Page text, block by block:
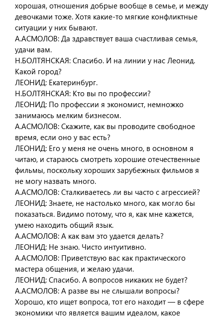
хорошая, отношения добрые вообще в семье, и между
девочками тоже. Хотя какие-то мягкие конфликтные
ситуации у них бывают.
А.АСМОЛОВ: Да здравствует ваша счастливая семья,
удачи вам.
Н.БОЛТЯНСКАЯ: Спасибо. И на линии у нас Леонид.
Какой город?
ЛЕОНИД: Екатеринбург.
Н.БОЛТЯНСКАЯ: Кто вы по профессии?
ЛЕОНИД: По профессии я экономист, немножко
занимаюсь мелким бизнесом.
А.АСМОЛОВ: Скажите, как вы проводите свободное
время, если оно у вас есть?
ЛЕОНИД: Его у меня не очень много, в основном я
читаю, и стараюсь смотреть хорошие отечественные
фильмы, поскольку хороших зарубежных фильмов я
не могу назвать много.
А.АСМОЛОВ: Сталкиваетесь ли вы часто с агрессией?
ЛЕОНИД: Знаете, не настолько много, как могло бы
показаться. Видимо потому, что я, как мне кажется,
умею находить общий язык.
А.АСМОЛОВ: А как вам это удается делать?
ЛЕОНИД: Не знаю. Чисто интуитивно.
А.АСМОЛОВ: Приветствую вас как практического
мастера общения, и желаю удачи.
ЛЕОНИД: Спасибо. А вопросов никаких не будет?
А.АСМОЛОВ: А разве вы не слышали вопросы?
Хорошо, кто ищет вопроса, тот его находит — в сфере
экономики что является вашим идеалом, какое